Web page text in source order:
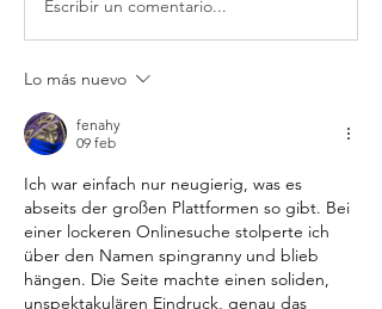
Escribir un comentario...
Lo más nuevo
fenahy
09 feb
Ich war einfach nur neugierig, was es
abseits der großen Plattformen so gibt. Bei
einer lockeren Onlinesuche stolperte ich
über den Namen spingranny und blieb
hängen. Die Seite machte einen soliden,
unspektakulären Eindruck, genau das